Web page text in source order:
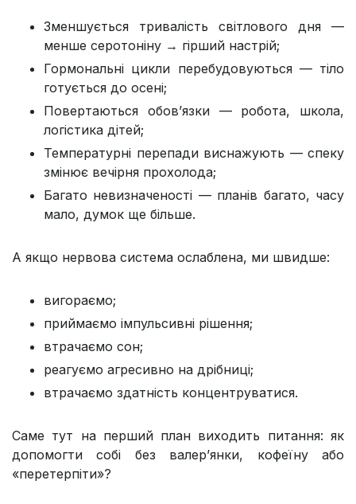
Зменшується тривалість світлового дня —
менше серотоніну → гірший настрій;
Гормональні цикли перебудовуються — тіло
готується до осені;
Повертаються обов’язки — робота, школа,
логістика дітей;
Температурні перепади виснажують — спеку
змінює вечірня прохолода;
Багато невизначеності — планів багато, часу
мало, думок ще більше.
А якщо нервова система ослаблена, ми швидше:
вигораємо;
приймаємо імпульсивні рішення;
втрачаємо сон;
реагуємо агресивно на дрібниці;
втрачаємо здатність концентруватися.
Саме тут на перший план виходить питання: як
допомогти собі без валер’янки, кофеїну або
«перетерпіти»?